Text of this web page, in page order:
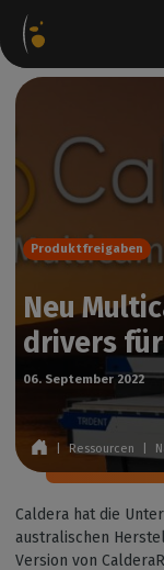
Produktfreigaben
Neu
drivers für
06. September 2022
Ressourcen
Caldera hat die
australischen
Version von